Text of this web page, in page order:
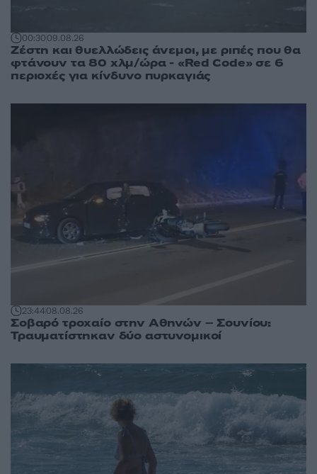
00:3009.08.26
Ζέστη και θυελλώδεις άνεμοι, με ριπές που θα
φτάνουν τα 80 χλμ/ώρα - «Red Code» σε 6
περιοχές για κίνδυνο πυρκαγιάς
23:4408.08.26
Σοβαρό τροχαίο στην Αθηνών – Σουνίου:
Τραυματίστηκαν δύο αστυνομικοί